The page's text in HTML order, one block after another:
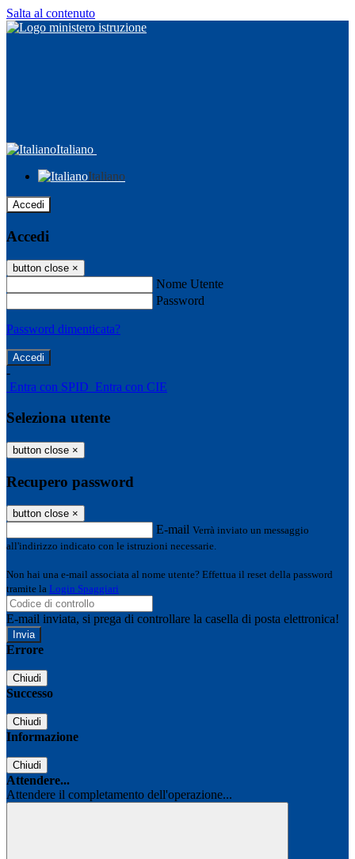
Salta al contenuto
Italiano
Italiano
Accedi
Accedi
button close ×
Nome Utente
Password
Password dimenticata?
-
Entra con SPID Entra con CIE
Seleziona utente
button close ×
Recupero password
button close ×
E-mail Verrà inviato un messaggio
all'indirizzo indicato con le istruzioni necessarie.
Non hai una e-mail associata al nome utente? Effettua il reset della password
tramite la Login Spaggiari
E-mail inviata, si prega di controllare la casella di posta elettronica!
Errore
Chiudi
Successo
Chiudi
Informazione
Chiudi
Attendere...
Attendere il completamento dell'operazione...